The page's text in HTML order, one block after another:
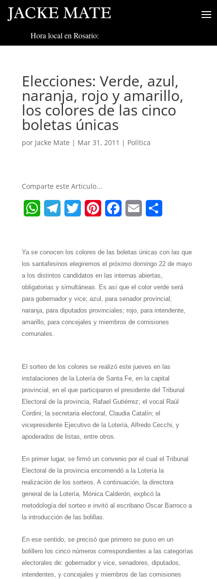
Hora local en Rosario:
Elecciones: Verde, azul,
naranja, rojo y amarillo,
los colores de las cinco
boletas únicas
por Jacke Mate | Mar 31, 2011 | Política
Comparte este Articulo...
a
t
s
A
p
l
e
g
r
a
i
t
t
e
r
n
t
e
r
e
c
e
b
o
o
a
i
l
a
r
e
Ya se conocen los colores de las boletas únicas con las que
los santafesinos elegiremos el próximo domingo 22 de mayo
a los distintos candidatos en las internas abiertas,
obligatorias y simultáneas. Es así que el color verde será
para gobernador y vice; azul, para senador provincial;
naranja, para diputados provinciales; rojo, para intendente,
amarillo, para concejales y miembros de comisiones
comunales.
El sorteo de los colores se realizó este jueves en las
instalaciones de la Lotería de Santa Fe, en la capital
provincial, en el que participaron el presidente del Tribunal
Electoral de la provincia, Rafael Gutiérrez; el vocal Raúl
Cordini; la secretaria electoral, Claudia Catalín; el
vicepresidente Ejecutivo de la Lotería, Alfredo Cecchi, y
apoderados de listas, entre otros.
En primer lugar, se firmó un convenio por el cual el Tribunal
Electoral de la provincia encomendó a la Lotería la
realización de los sorteos. A continuación, la directora
general de la Lotería, Mónica Calderón, explicó la
metodología del sorteo e invitó al escribano Oscar Barroco a
la introducción de las bolillas.
En ese sentido, se precisó que primero se puso en un
bolillero los cinco números correspondientes a las categorías
electorales de: gobernador y vice, senadores, diputados,
intendentes, y concejales y miembros de las comisiones